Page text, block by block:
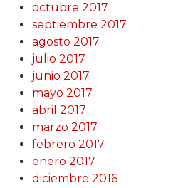
octubre 2017
septiembre 2017
agosto 2017
julio 2017
junio 2017
mayo 2017
abril 2017
marzo 2017
febrero 2017
enero 2017
diciembre 2016